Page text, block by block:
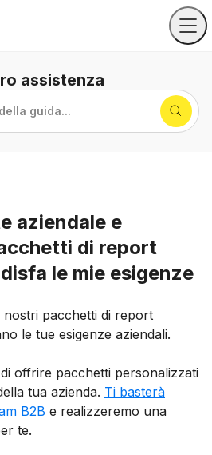
assistenza
guida...
aziendale e
di report
le mie esigenze
pacchetti di report
le tue esigenze aziendali.
offrire pacchetti personalizzati
tua azienda. Ti basterà
B2B e realizzeremo una
te.